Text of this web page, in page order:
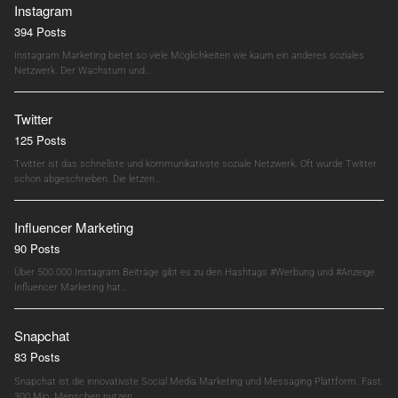
Instagram
394 Posts
Instagram Marketing bietet so viele Möglichkeiten wie kaum ein anderes soziales
Netzwerk. Der Wachstum und…
Twitter
125 Posts
Twitter ist das schnellste und kommunikativste soziale Netzwerk. Oft wurde Twitter
schon abgeschrieben. Die letzen…
Influencer Marketing
90 Posts
Über 500.000 Instagram Beiträge gibt es zu den Hashtags #Werbung und #Anzeige.
Influencer Marketing hat…
Snapchat
83 Posts
Snapchat ist die innovativste Social Media Marketing und Messaging Plattform. Fast